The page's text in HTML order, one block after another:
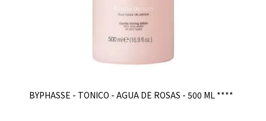
BYPHASSE - TONICO - AGUA DE ROSAS - 500 ML ****